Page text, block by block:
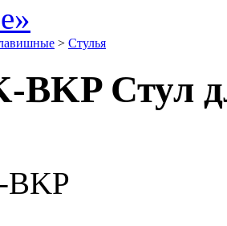
> Стулья
BKP Стул